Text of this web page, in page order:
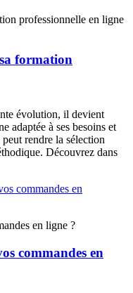
professionnelle en ligne
formation
évolution, il devient
adaptée à ses besoins et
rendre la sélection
Découvrez dans
en ligne ?
commandes en